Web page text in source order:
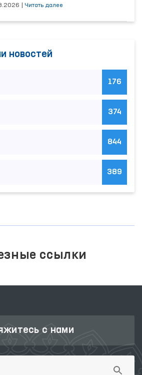
Читать далее
новостей
176
374
844
389
ссылки
с нами